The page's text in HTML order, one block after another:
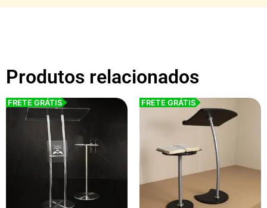
Produtos relacionados
FRETE GRÁTIS FRETE GRÁTIS